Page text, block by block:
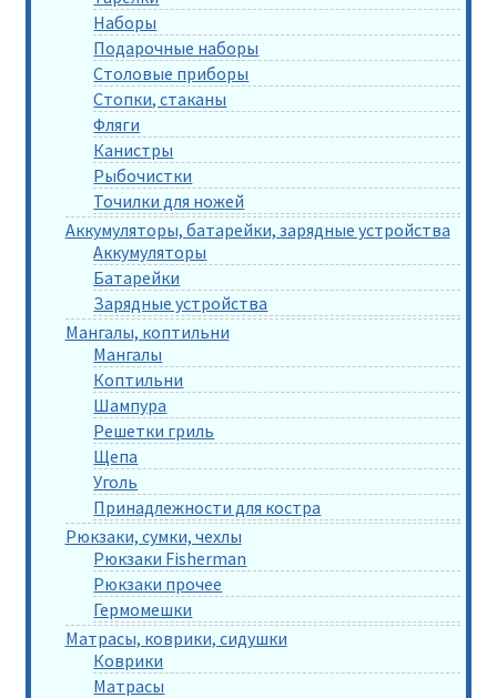
Наборы
Подарочные наборы
Столовые приборы
Стопки, стаканы
Фляги
Канистры
Рыбочистки
Точилки для ножей
Аккумуляторы, батарейки, зарядные устройства
Аккумуляторы
Батарейки
Зарядные устройства
Мангалы, коптильни
Мангалы
Коптильни
Шампура
Решетки гриль
Щепа
Уголь
Принадлежности для костра
Рюкзаки, сумки, чехлы
Рюкзаки Fisherman
Рюкзаки прочее
Гермомешки
Матрасы, коврики, сидушки
Коврики
Матрасы